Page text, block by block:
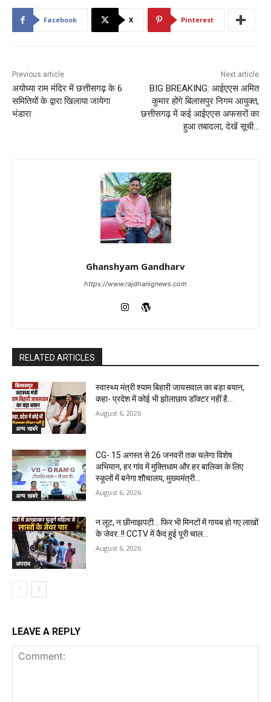
Facebook X Pinterest
Previous article
अयोध्या राम मंदिर में छत्तीसगढ़ के 6
समितियों के द्वारा खिलाया जायेगा
भंडारा
Next article
BIG BREAKING: आईएएस अमित
कुमार होंगे बिलासपुर निगम आयुक्त,
छत्तीसगढ़ में कई आईएएस अफसरों का
हुआ तबादला, देखें सूची…
Ghanshyam Gandharv
https://www.rajdhanignews.com
RELATED ARTICLES
अन्य खबरे
स्वास्थ्य मंत्री श्याम बिहारी जायसवाल का बड़ा बयान,
कहा- प्रदेश में कोई भी झोलाछाप डॉक्टर नहीं है…
August 6, 2026
अन्य खबरे
CG- 15 अगस्त से 26 जनवरी तक चलेगा विशेष
अभियान, हर गांव में मुक्तिधाम और हर बालिका के लिए
स्कूलों में बनेगा शौचालय, मुख्यमंत्री...
August 6, 2026
अपराध
न लूट, न छीनाझपटी… फिर भी मिनटों में गायब हो गए लाखों
के जेवर..!! CCTV में कैद हुई पूरी चाल…
August 6, 2026
LEAVE A REPLY